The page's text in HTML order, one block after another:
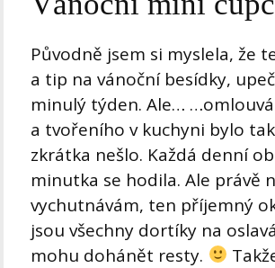
Původně jsem si myslela, že
a tip na vánoční besídky,
minulý týden. Ale…
a tvořeního v kuchyni bylo
zkrátka nešlo. Každá denní
minutka se hodila. Ale právě
vychutnávám, ten příjemný
jsou všechny dortíky na
mohu dohánět resty.